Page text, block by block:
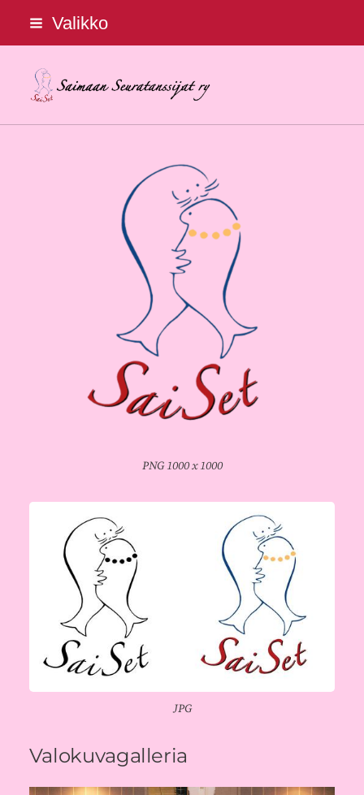
Siirry
sivun
sisältöön
Valikko
Saimaan Seuratanssijat ry
PNG 1000 x 1000
JPG
Valokuvagalleria